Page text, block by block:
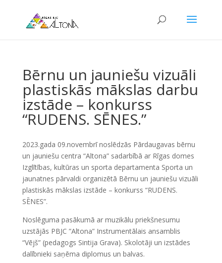
Bērnu un jauniešu vizuāli
plastiskās mākslas darbu
izstāde – konkurss
“RUDENS. SĒNES.”
2023.gada 09.novembrī noslēdzās Pārdaugavas bērnu
un jauniešu centra “Altona” sadarbībā ar Rīgas domes
Izglītības, kultūras un sporta departamenta Sporta un
jaunatnes pārvaldi organizētā Bērnu un jauniešu vizuāli
plastiskās mākslas izstāde – konkurss “RUDENS.
SĒNES”.
Noslēguma pasākumā ar muzikālu priekšnesumu
uzstājās PBJC ”Altona” Instrumentālais ansamblis
“Vējš” (pedagogs Sintija Grava). Skolotāji un izstādes
dalībnieki saņēma diplomus un balvas.